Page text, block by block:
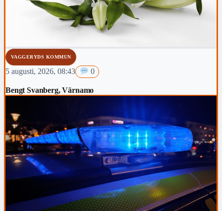
VAGGERYDS KOMMUN
5 augusti, 2026, 08:43 0
Bengt Svanberg, Värnamo